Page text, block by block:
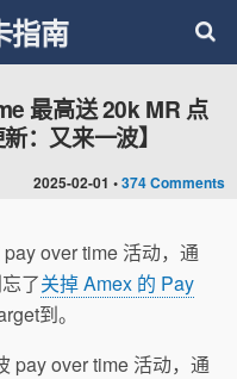
指南
2025-02-01 •374 Comments
最高送 20k MR 点
：又来一波】
over time 活动，通
了关掉 Amex 的 Pay
到。
pay over time 活动，通